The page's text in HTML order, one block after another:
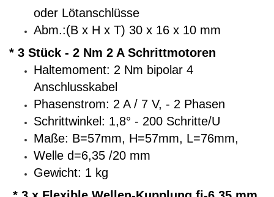
oder Lötanschlüsse
Abm.:(B x H x T) 30 x 16 x 10 mm
* 3 Stück - 2 Nm 2 A Schrittmotoren
Haltemoment: 2 Nm bipolar 4
Anschlusskabel
Phasenstrom: 2 A / 7 V, - 2 Phasen
Schrittwinkel: 1,8° - 200 Schritte/U
Maße: B=57mm, H=57mm, L=76mm,
Welle d=6,35 /20 mm
Gewicht: 1 kg